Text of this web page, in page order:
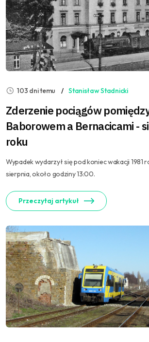
103 dni temu Stanisław Stadnicki
Zderzenie pociągów
Baborowem a Bernacicami -
roku
Wypadek wydarzył się pod koniec wakacji 1981
sierpnia, około godziny 13:00.
Przeczytaj artykuł